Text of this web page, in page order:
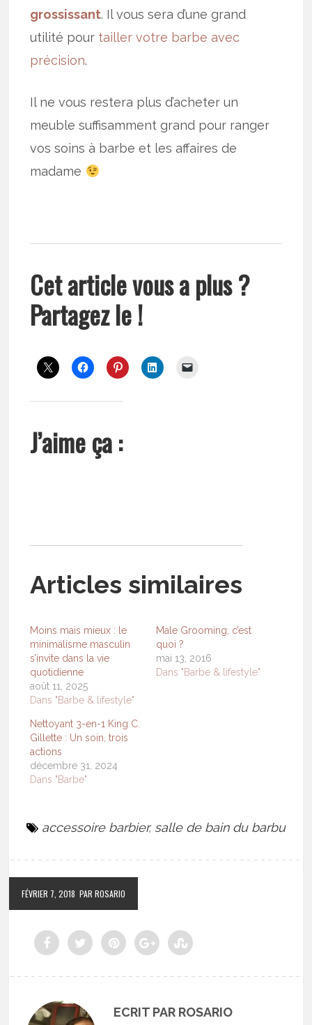
grossissant. Il vous sera d’une grand
utilité pour tailler votre barbe avec
précision.
Il ne vous restera plus d’acheter un
meuble suffisamment grand pour ranger
vos soins à barbe et les affaires de
madame
Cet article vous a plus ?
Partagez le !
J’aime ça :
Articles similaires
Moins mais mieux : le
minimalisme masculin
s’invite dans la vie
quotidienne
août 11, 2025
Dans "Barbe & lifestyle"
Male Grooming, c’est
quoi ?
mai 13, 2016
Dans "Barbe & lifestyle"
Nettoyant 3-en-1 King C.
Gillette : Un soin, trois
actions
décembre 31, 2024
Dans "Barbe"
accessoire barbier, salle de bain du barbu
FÉVRIER 7, 2018 PAR ROSARIO
ECRIT PAR ROSARIO